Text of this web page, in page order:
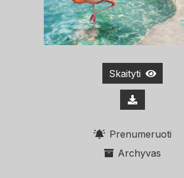
Skaityti
Prenumeruoti
Archyvas